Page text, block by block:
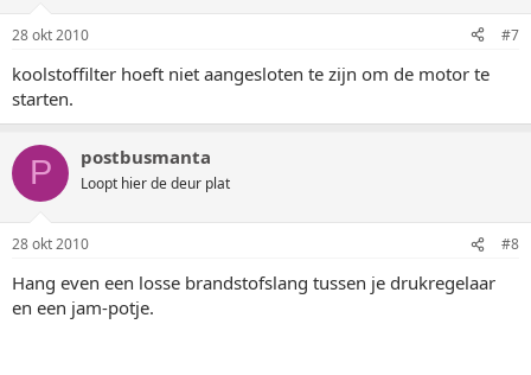
28 okt 2010 #7
koolstoffilter hoeft niet aangesloten te zijn om de motor te
starten.
P postbusmanta
Loopt hier de deur plat
28 okt 2010 #8
Hang even een losse brandstofslang tussen je drukregelaar
en een jam-potje.